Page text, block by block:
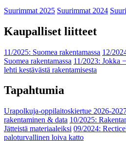
Suurimmat 2025 Suurimmat 2024
Kaupalliset liitteet
11/2025: Suomea rakentamassa 12/
Suomea rakentamassa 11/2023: Jokka
lehti kestävästä rakentamisesta
Tapahtumia
Urapolkuja-oppilaitoskiertue 2026-
rakentaminen & data 10/2025:
Jätteistä materiaaleiksi 09/2024:
paloturvallinen loiva katto